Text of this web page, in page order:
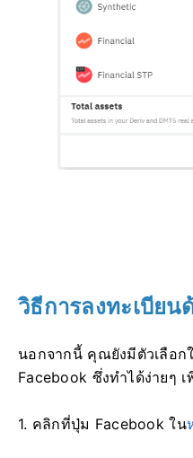
วิธีการลงทะเบีย
นอกจากนี้ คุณยังมีตัวเลือก
Facebook ซึ่งทำได้ง่ายๆ
1. คลิกที่ปุ่ม Facebook ใน